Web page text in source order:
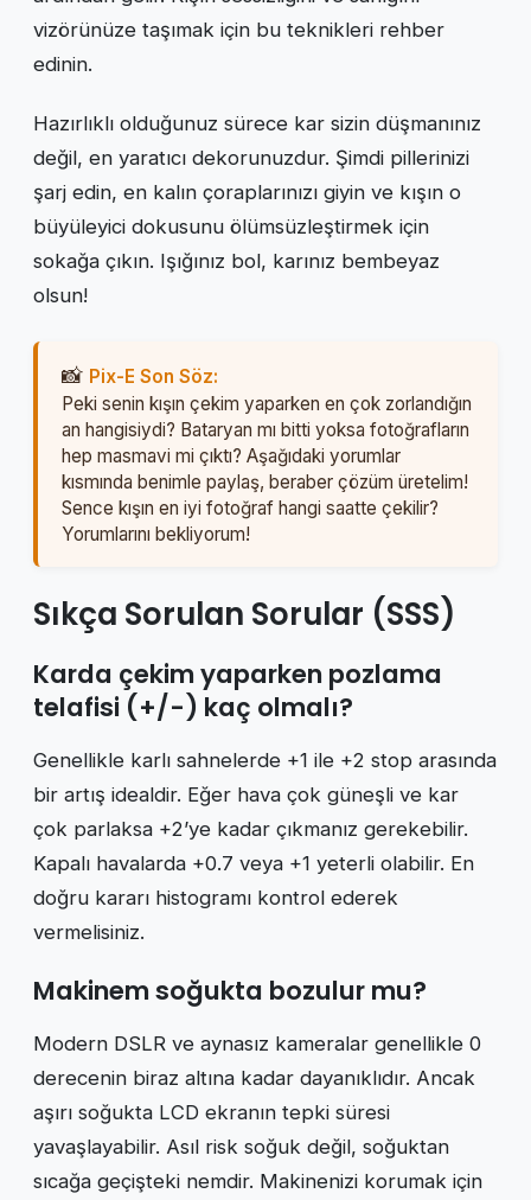
vizörünüze taşımak için bu teknikleri rehber
edinin.
Hazırlıklı olduğunuz sürece kar sizin düşmanınız
değil, en yaratıcı dekorunuzdur. Şimdi pillerinizi
şarj edin, en kalın çoraplarınızı giyin ve kışın o
büyüleyici dokusunu ölümsüzleştirmek için
sokağa çıkın. Işığınız bol, karınız bembeyaz
olsun!
Pix-E Son Söz:
Peki senin kışın çekim yaparken en çok zorlandığın
an hangisiydi? Bataryan mı bitti yoksa fotoğrafların
hep masmavi mi çıktı? Aşağıdaki yorumlar
kısmında benimle paylaş, beraber çözüm üretelim!
Sence kışın en iyi fotoğraf hangi saatte çekilir?
Yorumlarını bekliyorum!
Sıkça Sorulan Sorular (SSS)
Karda çekim yaparken pozlama
telafisi (+/-) kaç olmalı?
Genellikle karlı sahnelerde +1 ile +2 stop arasında
bir artış idealdir. Eğer hava çok güneşli ve kar
çok parlaksa +2’ye kadar çıkmanız gerekebilir.
Kapalı havalarda +0.7 veya +1 yeterli olabilir. En
doğru kararı histogramı kontrol ederek
vermelisiniz.
Makinem soğukta bozulur mu?
Modern DSLR ve aynasız kameralar genellikle 0
derecenin biraz altına kadar dayanıklıdır. Ancak
aşırı soğukta LCD ekranın tepki süresi
yavaşlayabilir. Asıl risk soğuk değil, soğuktan
sıcağa geçişteki nemdir. Makinenizi korumak için